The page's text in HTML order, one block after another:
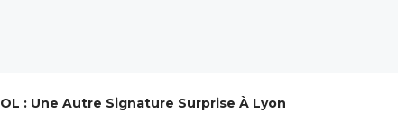
OL : Une Autre Signature Surprise À Lyon